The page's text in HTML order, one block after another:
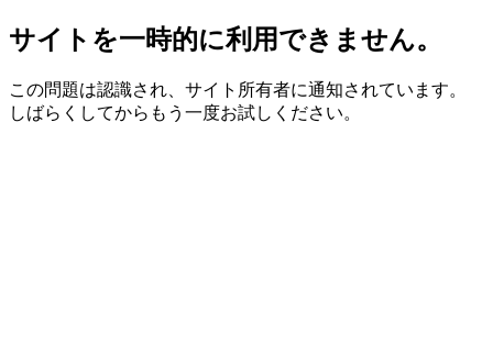
サイトを一時的に利用できません。
この問題は認識され、サイト所有者に通知されています。
しばらくしてからもう一度お試しください。